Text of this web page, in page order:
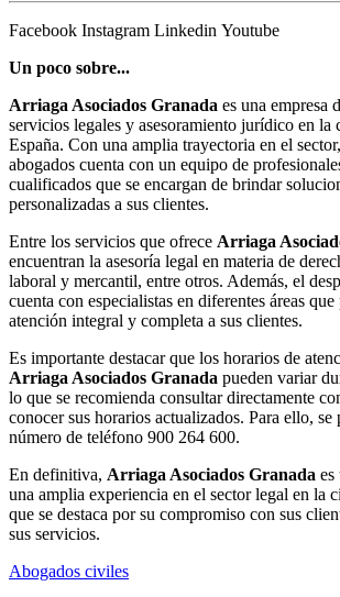
Facebook Instagram Linkedin Youtube
Un poco sobre...
Arriaga Asociados Granada es una empresa
servicios legales y asesoramiento jurídico en la
España. Con una amplia trayectoria en el
abogados cuenta con un equipo de
cualificados que se encargan de brindar
personalizadas a sus clientes.
Entre los servicios que ofrece Arriaga
encuentran la asesoría legal en materia de
laboral y mercantil, entre otros. Además, el
cuenta con especialistas en diferentes áreas
atención integral y completa a sus clientes.
Es importante destacar que los horarios de
Arriaga Asociados Granada pueden variar
lo que se recomienda consultar directamente
conocer sus horarios actualizados. Para ello, se
número de teléfono 900 264 600.
En definitiva, Arriaga Asociados Granada es
una amplia experiencia en el sector legal en la
que se destaca por su compromiso con sus
sus servicios.
Abogados civiles